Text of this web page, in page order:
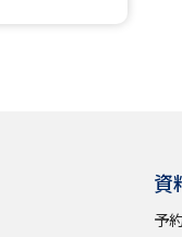
際・グローバルに強い大
デジ
資
予